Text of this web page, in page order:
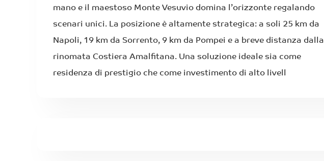
mano e il maestoso Monte Vesuvio domina l’orizzonte regalando
scenari unici. La posizione è altamente strategica: a soli 25 km da
Napoli, 19 km da Sorrento, 9 km da Pompei e a breve distanza dalla
rinomata Costiera Amalfitana. Una soluzione ideale sia come
residenza di prestigio che come investimento di alto livell